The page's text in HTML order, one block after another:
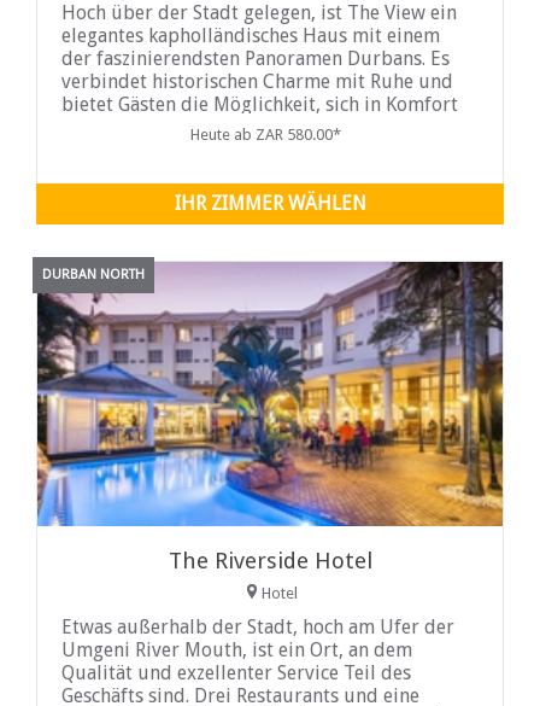
Hoch über der Stadt gelegen, ist The View ein
elegantes kapholländisches Haus mit einem
der faszinierendsten Panoramen Durbans. Es
verbindet historischen Charme mit Ruhe und
bietet Gästen die Möglichkeit, sich in Komfort
zu entspannen und dabei den
Dieser sichere und elegante Rückzugsort
Heute ab ZAR 580.00*
IHR ZIMMER WÄHLEN
DURBAN NORTH
The Riverside Hotel
Hotel
Etwas außerhalb der Stadt, hoch am Ufer der
Umgeni River Mouth, ist ein Ort, an dem
Qualität und exzellenter Service Teil des
Geschäfts sind. Drei Restaurants und eine